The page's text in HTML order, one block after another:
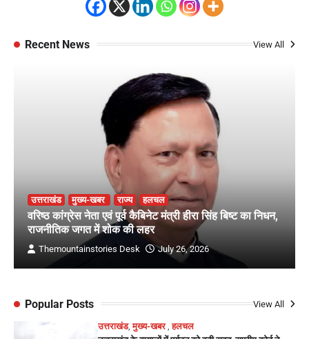
Recent News View All
उत्तराखंड मुख्य-खबर राज्य हलचल
वरिष्ठ कांग्रेस नेता एवं पूर्व कैबिनेट मंत्री हीरा सिंह बिष्ट का निधन,
राजनीतिक जगत में शोक की लहर
Themountainstories Desk July 26, 2026
Popular Posts View All
उत्तराखंड,मुख्य-खबर ,हलचल